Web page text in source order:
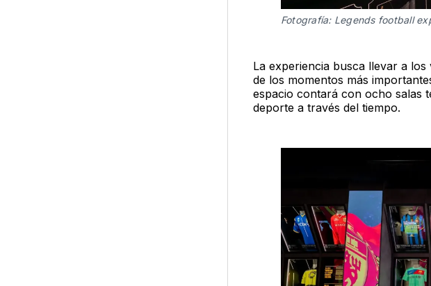
Fotografía: Legends football
La experiencia busca llevar a
de los momentos más
espacio contará con ocho salas
deporte a través del tiempo.